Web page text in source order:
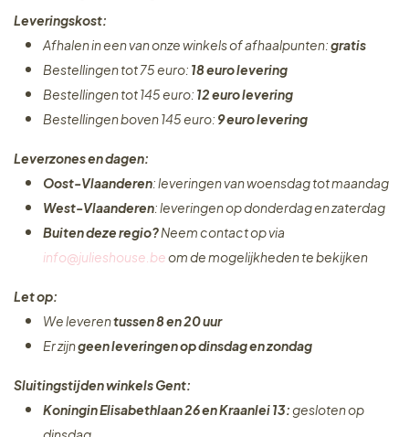
Leveringskost:
Afhalen in een van onze winkels of afhaalpunten:gratis
Bestellingen tot 75 euro: 18 euro levering
Bestellingen tot 145 euro: 12 euro levering
Bestellingen boven 145 euro: 9 euro levering
Leverzones en dagen:
Oost-Vlaanderen: leveringen van woensdag tot maandag
West-Vlaanderen: leveringen op donderdag en zaterdag
Buiten deze regio?Neem contact op via
info@julieshouse.beom de mogelijkheden te bekijken
Let op:
We leverentussen 8 en 20 uur
Er zijngeen leveringenop dinsdag en zondag
Sluitingstijden winkels Gent:
Koningin Elisabethlaan 26 en Kraanlei 13:gesloten op